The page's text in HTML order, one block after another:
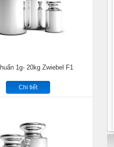
1g- 20kg Zwiebel F1
Chi tiết